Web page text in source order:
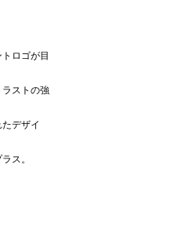
ロゴが目
ラストの強
デザイ
ス。